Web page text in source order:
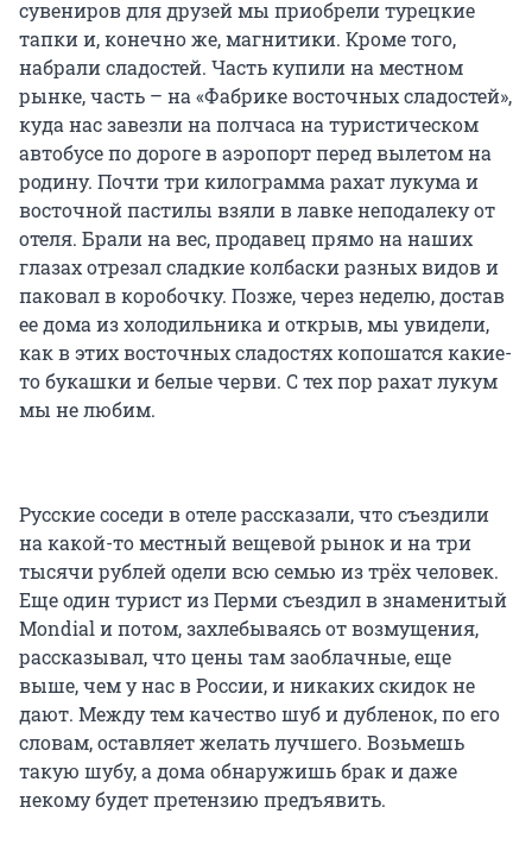
сувениров для друзей мы приобрели турецкие
тапки и, конечно же, магнитики. Кроме того,
набрали сладостей. Часть купили на местном
рынке, часть – на «Фабрике восточных сладостей»,
куда нас завезли на полчаса на туристическом
автобусе по дороге в аэропорт перед вылетом на
родину. Почти три килограмма рахат лукума и
восточной пастилы взяли в лавке неподалеку от
отеля. Брали на вес, продавец прямо на наших
глазах отрезал сладкие колбаски разных видов и
паковал в коробочку. Позже, через неделю, достав
ее дома из холодильника и открыв, мы увидели,
как в этих восточных сладостях копошатся какие-
то букашки и белые черви. С тех пор рахат лукум
мы не любим.
Русские соседи в отеле рассказали, что съездили
на какой-то местный вещевой рынок и на три
тысячи рублей одели всю семью из трёх человек.
Еще один турист из Перми съездил в знаменитый
Mondial и потом, захлебываясь от возмущения,
рассказывал, что цены там заоблачные, еще
выше, чем у нас в России, и никаких скидок не
дают. Между тем качество шуб и дубленок, по его
словам, оставляет желать лучшего. Возьмешь
такую шубу, а дома обнаружишь брак и даже
некому будет претензию предъявить.